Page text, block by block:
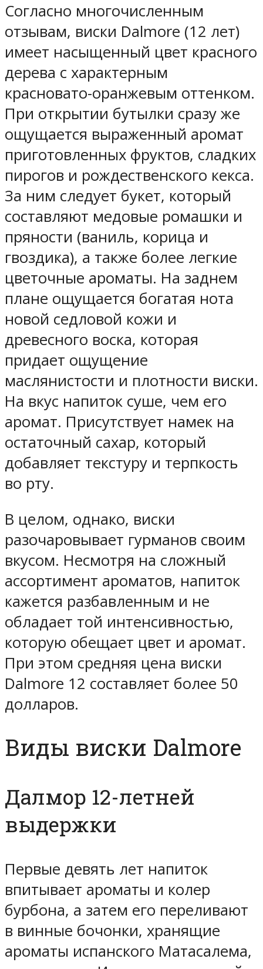
Согласно многочисленным
отзывам, виски Dalmore (12 лет)
имеет насыщенный цвет красного
дерева с характерным
красновато-оранжевым оттенком.
При открытии бутылки сразу же
ощущается выраженный аромат
приготовленных фруктов, сладких
пирогов и рождественского кекса.
За ним следует букет, который
составляют медовые ромашки и
пряности (ваниль, корица и
гвоздика), а также более легкие
цветочные ароматы. На заднем
плане ощущается богатая нота
новой седловой кожи и
древесного воска, которая
придает ощущение
маслянистости и плотности виски.
На вкус напиток суше, чем его
аромат. Присутствует намек на
остаточный сахар, который
добавляет текстуру и терпкость
во рту.
В целом, однако, виски
разочаровывает гурманов своим
вкусом. Несмотря на сложный
ассортимент ароматов, напиток
кажется разбавленным и не
обладает той интенсивностью,
которую обещает цвет и аромат.
При этом средняя цена виски
Dalmore 12 составляет более 50
долларов.
Виды виски Dalmore
Далмор 12-летней
выдержки
Первые девять лет напиток
впитывает ароматы и колер
бурбона, а затем его переливают
в винные бочонки, хранящие
ароматы испанского Матасалема,